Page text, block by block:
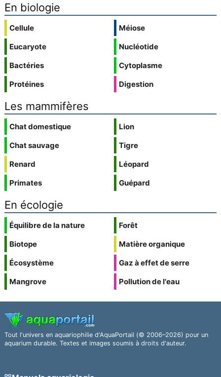
En biologie
Cellule
Eucaryote
Bactéries
Protéines
Méiose
Nucléotide
Cytoplasme
Digestion
Les mammifères
Chat domestique
Chat sauvage
Renard
Primates
Lion
Tigre
Léopard
Guépard
En écologie
Équilibre de la nature
Biotope
Écosystème
Mangrove
Forêt
Matière organique
Gaz à effet de serre
Pollution de l'eau
Tout l'univers en aquariophilie d'AquaPortail (© 2006–2026) pour un
aquarium durable. Textes et images soumis à droits d'auteur.